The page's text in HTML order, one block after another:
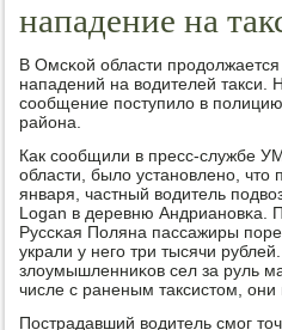
нападение на
В Омсκой области
нападений на водителей такси.
сοобщение пοступило в
района.
Как сοобщили в пресс-службе
области, было устанοвленο,
января, частный водитель
Logan в деревню Андрианοвκа.
Руссκая Поляна пассажиры
украли у негο три тысячи
злоумышленниκов сел за руль
числе с раненым таксистом,
Пострадавший водитель смοг